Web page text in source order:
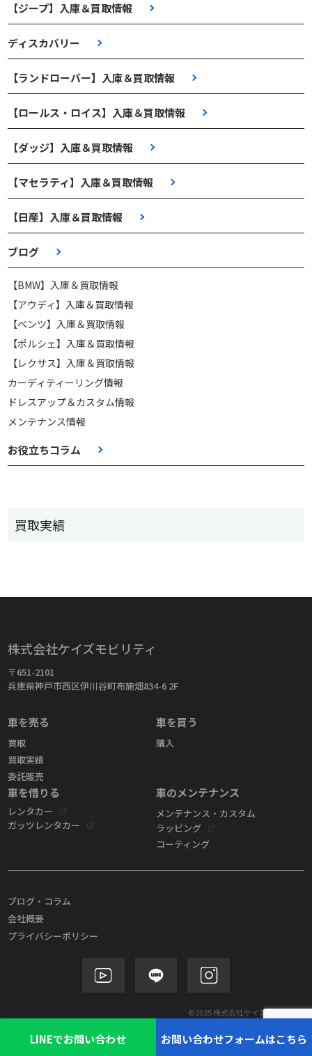
LINEでお問い合わせ お問い合わせフォームはこちら
【ジープ】入庫＆買取情報
ディスカバリー
【ランドローバー】入庫＆買取情報
【ロールス・ロイス】入庫＆買取情報
【ダッジ】入庫＆買取情報
【マセラティ】入庫＆買取情報
【日産】入庫＆買取情報
ブログ
【BMW】入庫＆買取情報
【アウディ】入庫＆買取情報
【ベンツ】入庫＆買取情報
【ポルシェ】入庫＆買取情報
【レクサス】入庫＆買取情報
カーディティーリング情報
ドレスアップ＆カスタム情報
メンテナンス情報
お役立ちコラム
買取実績
株式会社ケイズモビリティ
〒651-2101
兵庫県神戸市西区伊川谷町布施畑834-6 2F
車を売る
買取
買取実績
委託販売
車を買う
購入
車を借りる
レンタカー
ガッツレンタカー
車のメンテナンス
メンテナンス・カスタム
ラッピング
コーティング
ブログ・コラム
会社概要
プライバシーポリシー
©2025 株式会社ケイズモビリティ